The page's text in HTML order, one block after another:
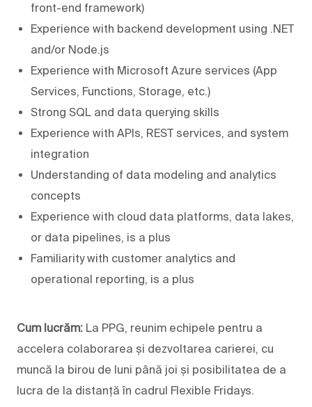
front-end framework)
Experience with backend development using .NET
and/or Node.js
Experience with Microsoft Azure services (App
Services, Functions, Storage, etc.)
Strong SQL and data querying skills
Experience with APIs, REST services, and system
integration
Understanding of data modeling and analytics
concepts
Experience with cloud data platforms, data lakes,
or data pipelines, is a plus
Familiarity with customer analytics and
operational reporting, is a plus
Cum lucrăm: La PPG, reunim echipele pentru a
accelera colaborarea și dezvoltarea carierei, cu
muncă la birou de luni până joi și posibilitatea de a
lucra de la distanță în cadrul Flexible Fridays.